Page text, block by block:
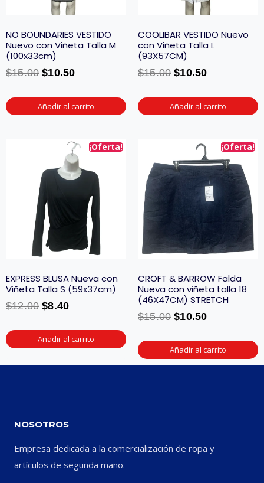
NO BOUNDARIES VESTIDO
Nuevo con Viñeta Talla M
(100x33cm)
$15.00 $10.50
Añadir al carrito
COOLIBAR VESTIDO Nuevo
con Viñeta Talla L
(93X57CM)
$15.00 $10.50
Añadir al carrito
¡Oferta!
EXPRESS BLUSA Nueva con
Viñeta Talla S (59x37cm)
$12.00 $8.40
Añadir al carrito
¡Oferta!
CROFT & BARROW Falda
Nueva con viñeta talla 18
(46X47CM) STRETCH
$15.00 $10.50
Añadir al carrito
NOSOTROS
Empresa dedicada a la comercialización de ropa y
artículos de segunda mano.